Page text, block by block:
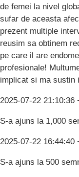
de femei la nivel
sufar de aceasta
prezent multiple
reusim sa obtinem
pe care il are
profesionale!
implicat si ma sustin
2025-07-22 21:10:36
S-a ajuns la 1,000
2025-07-22 16:44:40
S-a ajuns la 500